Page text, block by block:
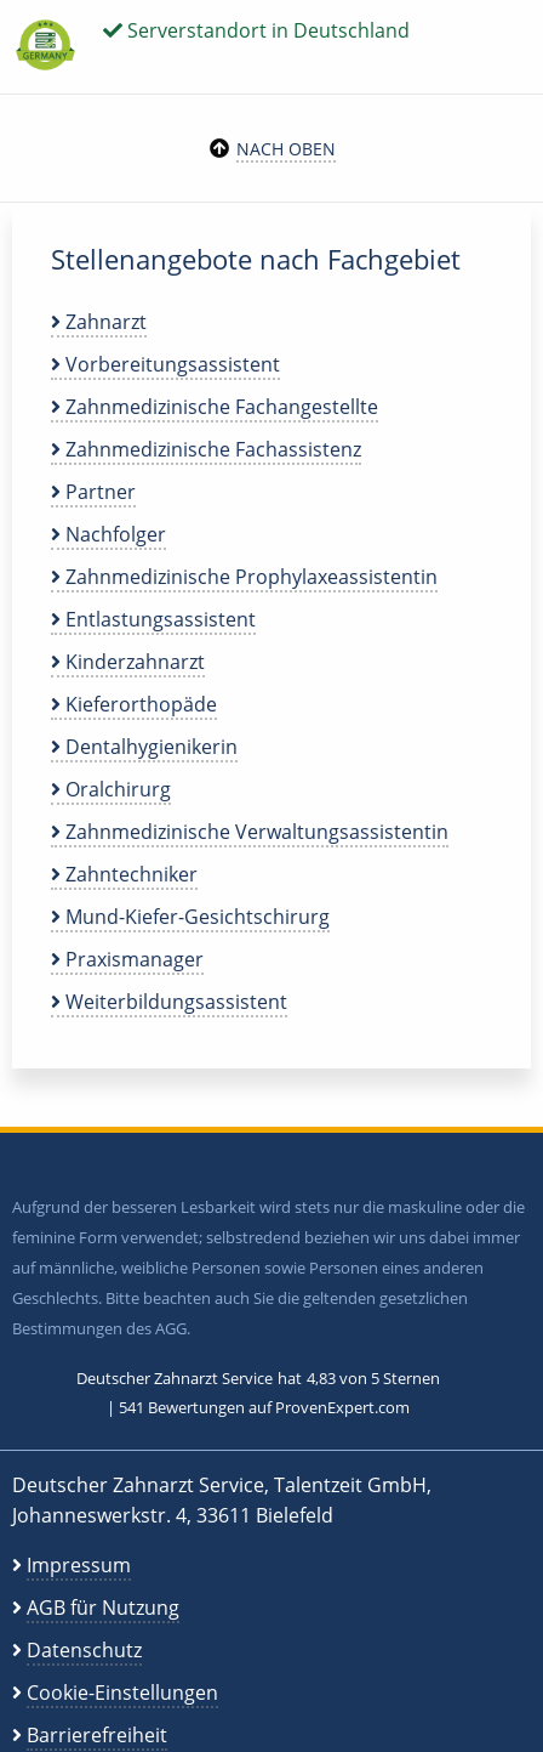
Serverstandort in Deutschland
NACH OBEN
Stellenangebote nach Fachgebiet
Zahnarzt
Vorbereitungsassistent
Zahnmedizinische Fachangestellte
Zahnmedizinische Fachassistenz
Partner
Nachfolger
Zahnmedizinische Prophylaxeassistentin
Entlastungsassistent
Kinderzahnarzt
Kieferorthopäde
Dentalhygienikerin
Oralchirurg
Zahnmedizinische Verwaltungsassistentin
Zahntechniker
Mund-Kiefer-Gesichtschirurg
Praxismanager
Weiterbildungsassistent
Aufgrund der besseren Lesbarkeit wird stets nur die maskuline oder die
feminine Form verwendet; selbstredend beziehen wir uns dabei immer
auf männliche, weibliche Personen sowie Personen eines anderen
Geschlechts. Bitte beachten auch Sie die geltenden gesetzlichen
Bestimmungen des AGG.
Deutscher Zahnarzt Service hat 4,83von 5Sternen
| 541 Bewertungen auf ProvenExpert.com
Deutscher Zahnarzt Service, Talentzeit GmbH,
Johanneswerkstr. 4, 33611 Bielefeld
Impressum
AGB für Nutzung
Datenschutz
Cookie-Einstellungen
Barrierefreiheit